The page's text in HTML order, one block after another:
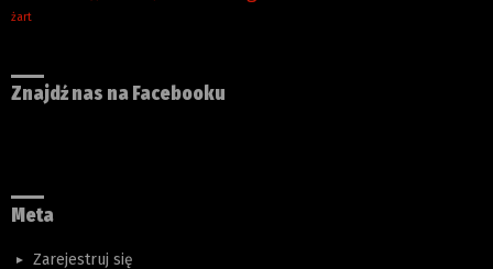
żart
Znajdź nas na Facebooku
Meta
Zarejestruj się